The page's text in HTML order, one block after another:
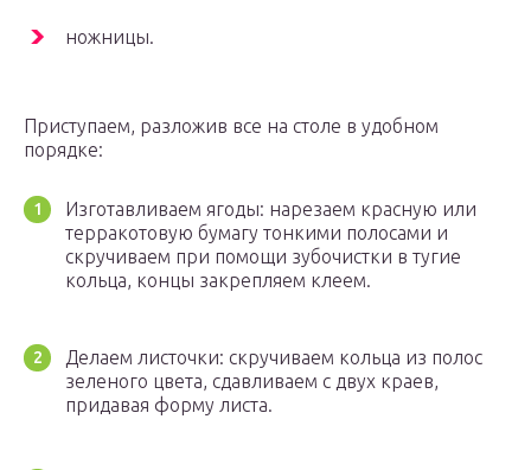
ножницы.
Приступаем, разложив все на столе в удобном
порядке:
Изготавливаем ягоды: нарезаем красную или
терракотовую бумагу тонкими полосами и
скручиваем при помощи зубочистки в тугие
кольца, концы закрепляем клеем.
Делаем листочки: скручиваем кольца из полос
зеленого цвета, сдавливаем с двух краев,
придавая форму листа.